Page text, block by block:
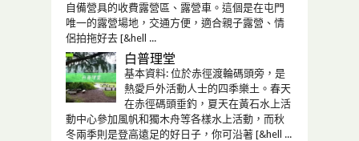
自備營具的收費露營區、露營車。這個是在屯門
唯一的露營場地，交通方便，適合親子露營、情
侶拍拖好去 [&hell ...
白普理堂
基本資料: 位於赤徑渡輪碼頭旁，是
熱愛戶外活動人士的四季樂土。春天
在赤徑碼頭垂釣，夏天在黃石水上活
動中心參加風帆和獨木舟等各樣水上活動，而秋
冬兩季則是登高遠足的好日子，你可沿著 [&hell ...